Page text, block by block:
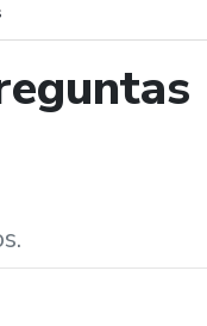
de búsqueda